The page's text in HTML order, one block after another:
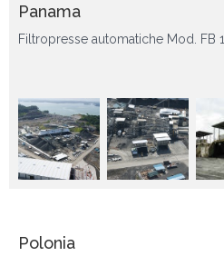
Panama
Filtropresse automatiche Mod. FB
Polonia